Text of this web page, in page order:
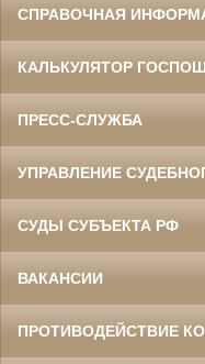
СПРАВОЧНАЯ
КАЛЬКУЛЯТОР
ПРЕСС-СЛУЖБА
УПРАВЛЕНИЕ
СУДЫ СУБЪЕКТА РФ
ВАКАНСИИ
ПРОТИВОДЕЙСТВИЕ